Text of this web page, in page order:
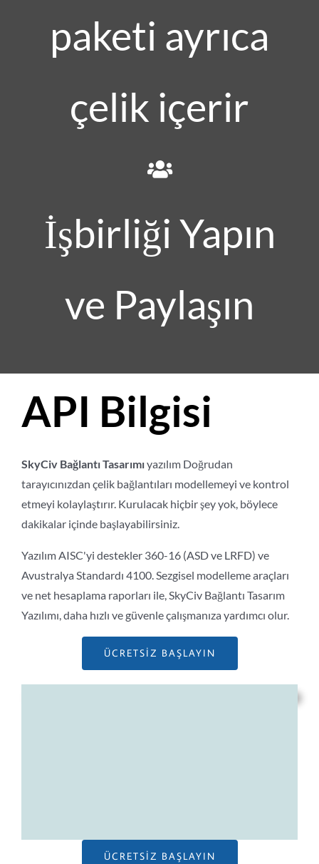
paketi ayrıca
çelik içerir
İşbirliği Yapın
ve Paylaşın
API Bilgisi
SkyCiv Bağlantı Tasarımıyazılım Doğrudan
tarayıcınızdan çelik bağlantıları modellemeyi ve kontrol
etmeyi kolaylaştırır. Kurulacak hiçbir şey yok, böylece
dakikalar içinde başlayabilirsiniz.
Yazılım AISC'yi destekler 360-16 (ASD ve LRFD) ve
Avustralya Standardı 4100. Sezgisel modelleme araçları
ve net hesaplama raporları ile, SkyCiv Bağlantı Tasarım
Yazılımı, daha hızlı ve güvenle çalışmanıza yardımcı olur.
ÜCRETSIZ BAŞLAYIN
ÜCRETSIZ BAŞLAYIN